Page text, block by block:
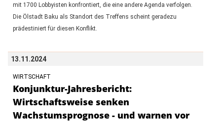
mit 1700 Lobbyisten konfrontiert, die eine andere Agenda verfolgen.
Die Ölstadt Baku als Standort des Treffens scheint geradezu
prädestiniert für diesen Konflikt.
13.11.2024
WIRTSCHAFT
Konjunktur-Jahresbericht:
Wirtschaftsweise senken
Wachstumsprognose - und warnen vor